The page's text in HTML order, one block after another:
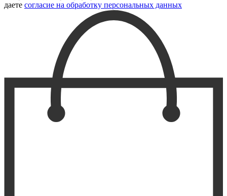
даете согласие на обработку персональных данных